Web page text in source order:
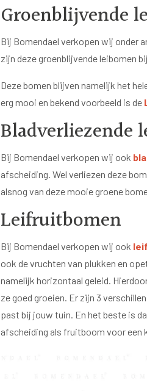
Groenblijvende
Bij Bomendael verkopen wij onder
zijn deze groenblijvende leibomen
Deze bomen blijven namelijk het
erg mooi en bekend voorbeeld is de
Bladverliezende
Bij Bomendael verkopen wij ook
afscheiding. Wel verliezen deze
alsnog van deze mooie groene
Leifruitbomen
Bij Bomendael verkopen wij ook
ook de vruchten van plukken en
namelijk horizontaal geleid.
ze goed groeien. Er zijn 3
past bij jouw tuin. En het beste is
afscheiding als fruitboom voor een